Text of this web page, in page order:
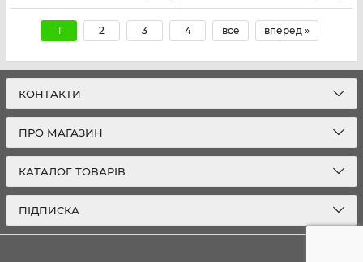
1 2 3 4 все вперед »
КОНТАКТИ
ПРО МАГАЗИН
КАТАЛОГ ТОВАРІВ
ПІДПИСКА